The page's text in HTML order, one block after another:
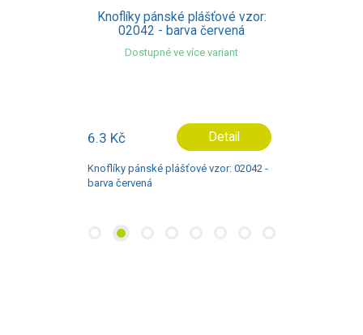
Knoflíky pánské plášťové vzor:
02042 - barva červená
Dostupné ve více variant
6.3 Kč Detail
Knoflíky pánské plášťové vzor: 02042 -
barva červená